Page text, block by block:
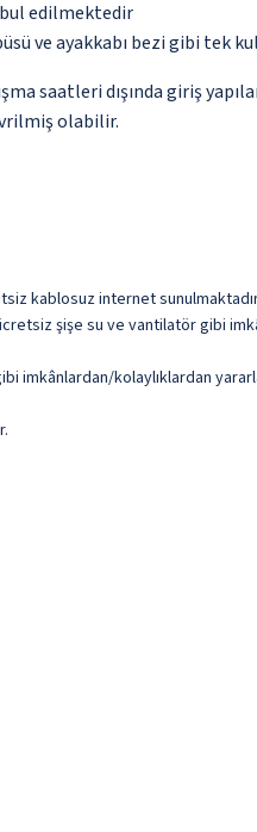
edilmektedir
ve ayakkabı bezi gibi tek
saatleri dışında giriş
olabilir.
kablosuz internet
şişe su ve vantilatör gibi
imkânlardan/kolaylıklardan